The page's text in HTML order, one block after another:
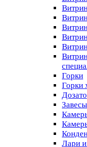
Горки
Горки
Лари